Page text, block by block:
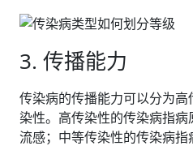
3. 传播能力
传染病的传播能力可以分为
染性。高传染性的传染病指
流感；中等传染性的传染病